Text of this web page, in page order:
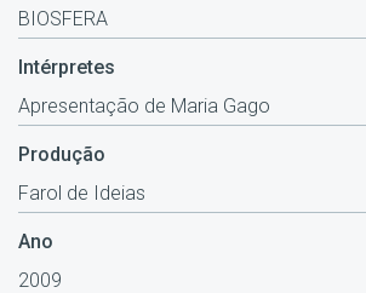
BIOSFERA
Intérpretes
Apresentação de Maria Gago
Produção
Farol de Ideias
Ano
2009